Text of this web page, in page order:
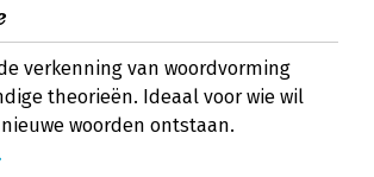
verkenning van woordvorming
theorieën. Ideaal voor wie wil
woorden ontstaan.